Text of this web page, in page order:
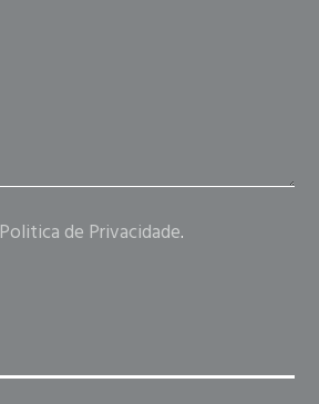
Politica de Privacidade.